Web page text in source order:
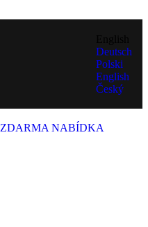
Deutsch
Polski
English
Český
ZDARMA NABÍDKA